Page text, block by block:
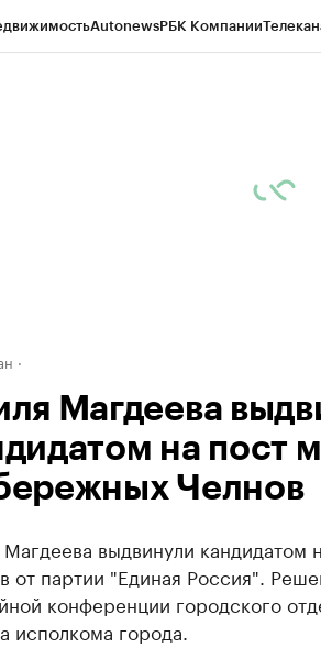
AutonewsРБК Компании
Магдеева
на пост
Челнов
Магдеева выдвинули
от партии "Единая Россия".
конференции городского
исполкома города.